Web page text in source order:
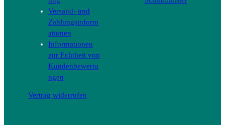
Versand- und
Zahlungsinform
ationen
Informationen
zur Echtheit von
Kundenbewertu
ngen
Vertrag widerrufen